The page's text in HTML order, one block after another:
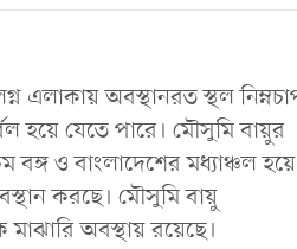
অবস্থানরত স্থল
হয়ে যেতে পারে। মৌসুমি বায়ুর
বঙ্গ ও বাংলাদেশের মধ্যাঞ্চল হয়ে
করছে। মৌসুমি বায়ু
অবস্থায় রয়েছে।